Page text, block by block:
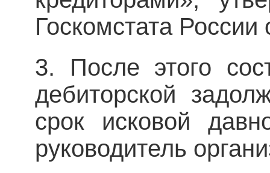
Госкомстата
3. После этого
дебиторской
срок исковой
руководитель